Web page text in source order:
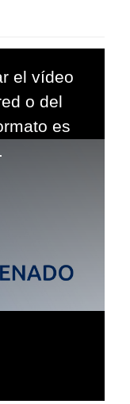
el vídeo
o del
es